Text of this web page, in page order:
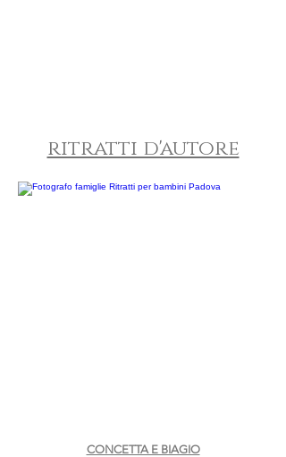
ritratti d'autore
CONCETTA E BIAGIO